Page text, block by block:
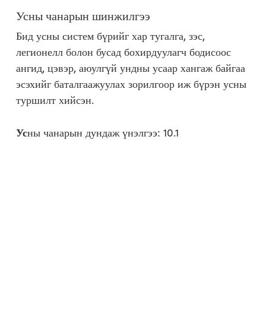
Усны чанарын шинжилгээ
Бид усны систем бүрийг хар тугалга, зэс,
легионелл болон бусад бохирдуулагч бодисоос
ангид, цэвэр, аюулгүй ундны усаар хангаж байгаа
эсэхийг баталгаажуулах зорилгоор иж бүрэн усны
туршилт хийсэн.
Усны чанарын дундаж үнэлгээ: 10.1